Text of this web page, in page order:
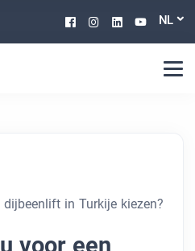
Facebook
Instagram
Linkedin
NL
in Turkije kiezen?